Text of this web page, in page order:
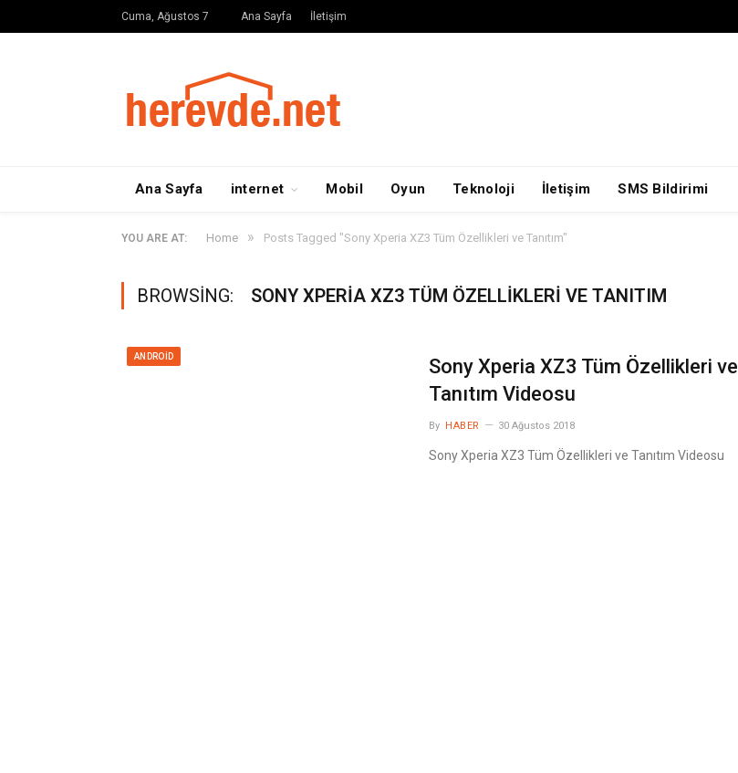
Cuma, Ağustos 7 Ana Sayfa İletişim
Ana Sayfa internet Mobil Oyun Teknoloji İletişim SMS Bildirimi
YOU ARE AT: Home » Posts Tagged "Sony Xperia XZ3 Tüm Özellikleri ve Tanıtım"
BROWSING: SONY XPERIA XZ3 TÜM ÖZELLIKLERI VE TANITIM
ANDROID
Sony Xperia XZ3 Tüm Özellikleri ve
Tanıtım Videosu
By HABER 30 Ağustos 2018
Sony Xperia XZ3 Tüm Özellikleri ve Tanıtım Videosu